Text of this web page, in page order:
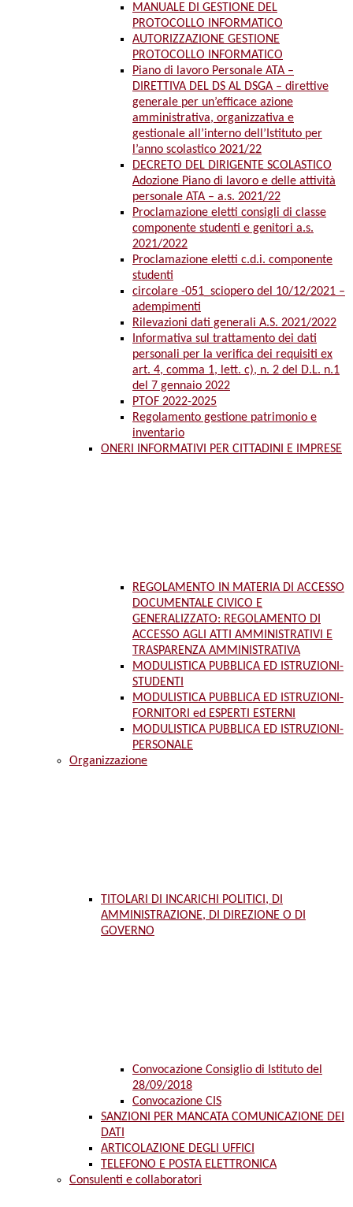
MANUALE DI GESTIONE DEL
PROTOCOLLO INFORMATICO
AUTORIZZAZIONE GESTIONE
PROTOCOLLO INFORMATICO
Piano di lavoro Personale ATA –
DIRETTIVA DEL DS AL DSGA – direttive
generale per un’efficace azione
amministrativa, organizzativa e
gestionale all’interno dell’Istituto per
l’anno scolastico 2021/22
DECRETO DEL DIRIGENTE SCOLASTICO
Adozione Piano di lavoro e delle attività
personale ATA – a.s. 2021/22
Proclamazione eletti consigli di classe
componente studenti e genitori a.s.
2021/2022
Proclamazione eletti c.d.i. componente
studenti
circolare -051_sciopero del 10/12/2021 –
adempimenti
Rilevazioni dati generali A.S. 2021/2022
Informativa sul trattamento dei dati
personali per la verifica dei requisiti ex
art. 4, comma 1, lett. c), n. 2 del D.L. n.1
del 7 gennaio 2022
PTOF 2022-2025
Regolamento gestione patrimonio e
inventario
ONERI INFORMATIVI PER CITTADINI E IMPRESE
REGOLAMENTO IN MATERIA DI ACCESSO
DOCUMENTALE CIVICO E
GENERALIZZATO: REGOLAMENTO DI
ACCESSO AGLI ATTI AMMINISTRATIVI E
TRASPARENZA AMMINISTRATIVA
MODULISTICA PUBBLICA ED ISTRUZIONI-
STUDENTI
MODULISTICA PUBBLICA ED ISTRUZIONI-
FORNITORI ed ESPERTI ESTERNI
MODULISTICA PUBBLICA ED ISTRUZIONI-
PERSONALE
Organizzazione
TITOLARI DI INCARICHI POLITICI, DI
AMMINISTRAZIONE, DI DIREZIONE O DI
GOVERNO
Convocazione Consiglio di Istituto del
28/09/2018
Convocazione CIS
SANZIONI PER MANCATA COMUNICAZIONE DEI
DATI
ARTICOLAZIONE DEGLI UFFICI
TELEFONO E POSTA ELETTRONICA
Consulenti e collaboratori